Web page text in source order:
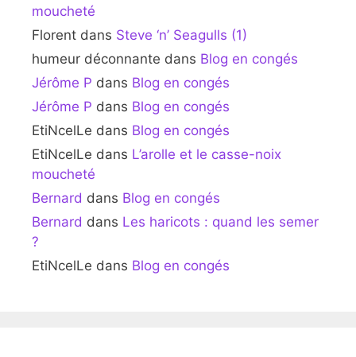
moucheté
Florent dans Steve ‘n’ Seagulls (1)
humeur déconnante dans Blog en congés
Jérôme P dans Blog en congés
Jérôme P dans Blog en congés
EtiNcelLe dans Blog en congés
EtiNcelLe dans L’arolle et le casse-noix
moucheté
Bernard dans Blog en congés
Bernard dans Les haricots : quand les semer
?
EtiNcelLe dans Blog en congés